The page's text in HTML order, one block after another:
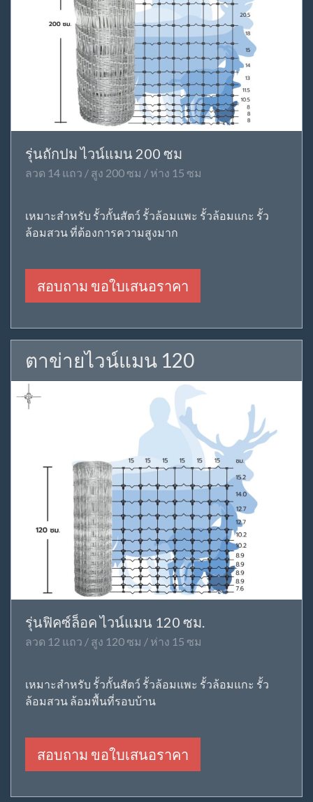
รุ่นถักปม ไวน์แมน 200 ซม
ลวด 14 แถว / สูง 200 ซม / ห่าง 15 ซม
เหมาะสำหรับ รั้วกั้นสัตว์ รั้วล้อมแพะ รั้วล้อมแกะ รั้ว
ล้อมสวน ที่ต้องการความสูงมาก
สอบถาม ขอใบเสนอราคา
ตาข่ายไวน์แมน 120
รุ่นฟิคซ์ล็อค ไวน์แมน 120 ซม.
ลวด 12 แถว / สูง 120 ซม / ห่าง 15 ซม
เหมาะสำหรับ รั้วกั้นสัตว์ รั้วล้อมแพะ รั้วล้อมแกะ รั้ว
ล้อมสวน ล้อมพื้นที่รอบบ้าน
สอบถาม ขอใบเสนอราคา